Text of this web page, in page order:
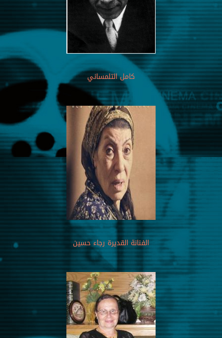
كامل التلمساني
الفنانة القديرة رجاء حسين